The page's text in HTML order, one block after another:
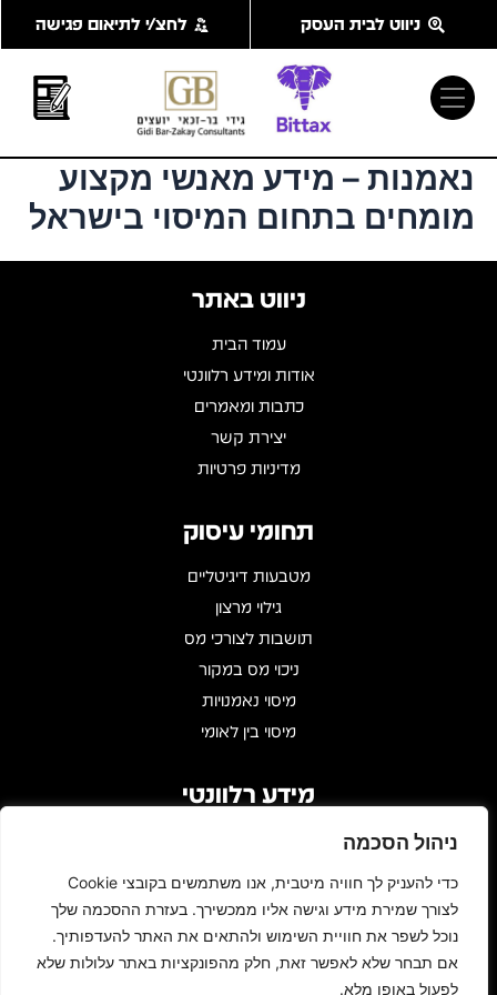
ניהול הסכמה
כדי להעניק לך חוויה מיטבית, אנו משתמשים בקובצי Cookie
לצורך שמירת מידע וגישה אליו ממכשירך. בעזרת ההסכמה שלך
נוכל לשפר את חוויית השימוש ולהתאים את האתר להעדפותיך.
אם תבחר שלא לאפשר זאת, חלק מהפונקציות באתר עלולות שלא
לפעול באופן מלא.
ניווט לבית העסק לחצ/י לתיאום פגישה
נאמנות – מידע מאנשי מקצוע
מומחים בתחום המיסוי בישראל
ניווט באתר
עמוד הבית
אודות ומידע רלוונטי
כתבות ומאמרים
יצירת קשר
מדיניות פרטיות
תחומי עיסוק
מטבעות דיגיטליים
גילוי מרצון
תושבות לצורכי מס
ניכוי מס במקור
מיסוי נאמנויות
מיסוי בין לאומי
מידע רלוונטי
שעות פעילות : 09:00 - 17:00
Gidi@bar-zakay.co.il
03-6960010
F